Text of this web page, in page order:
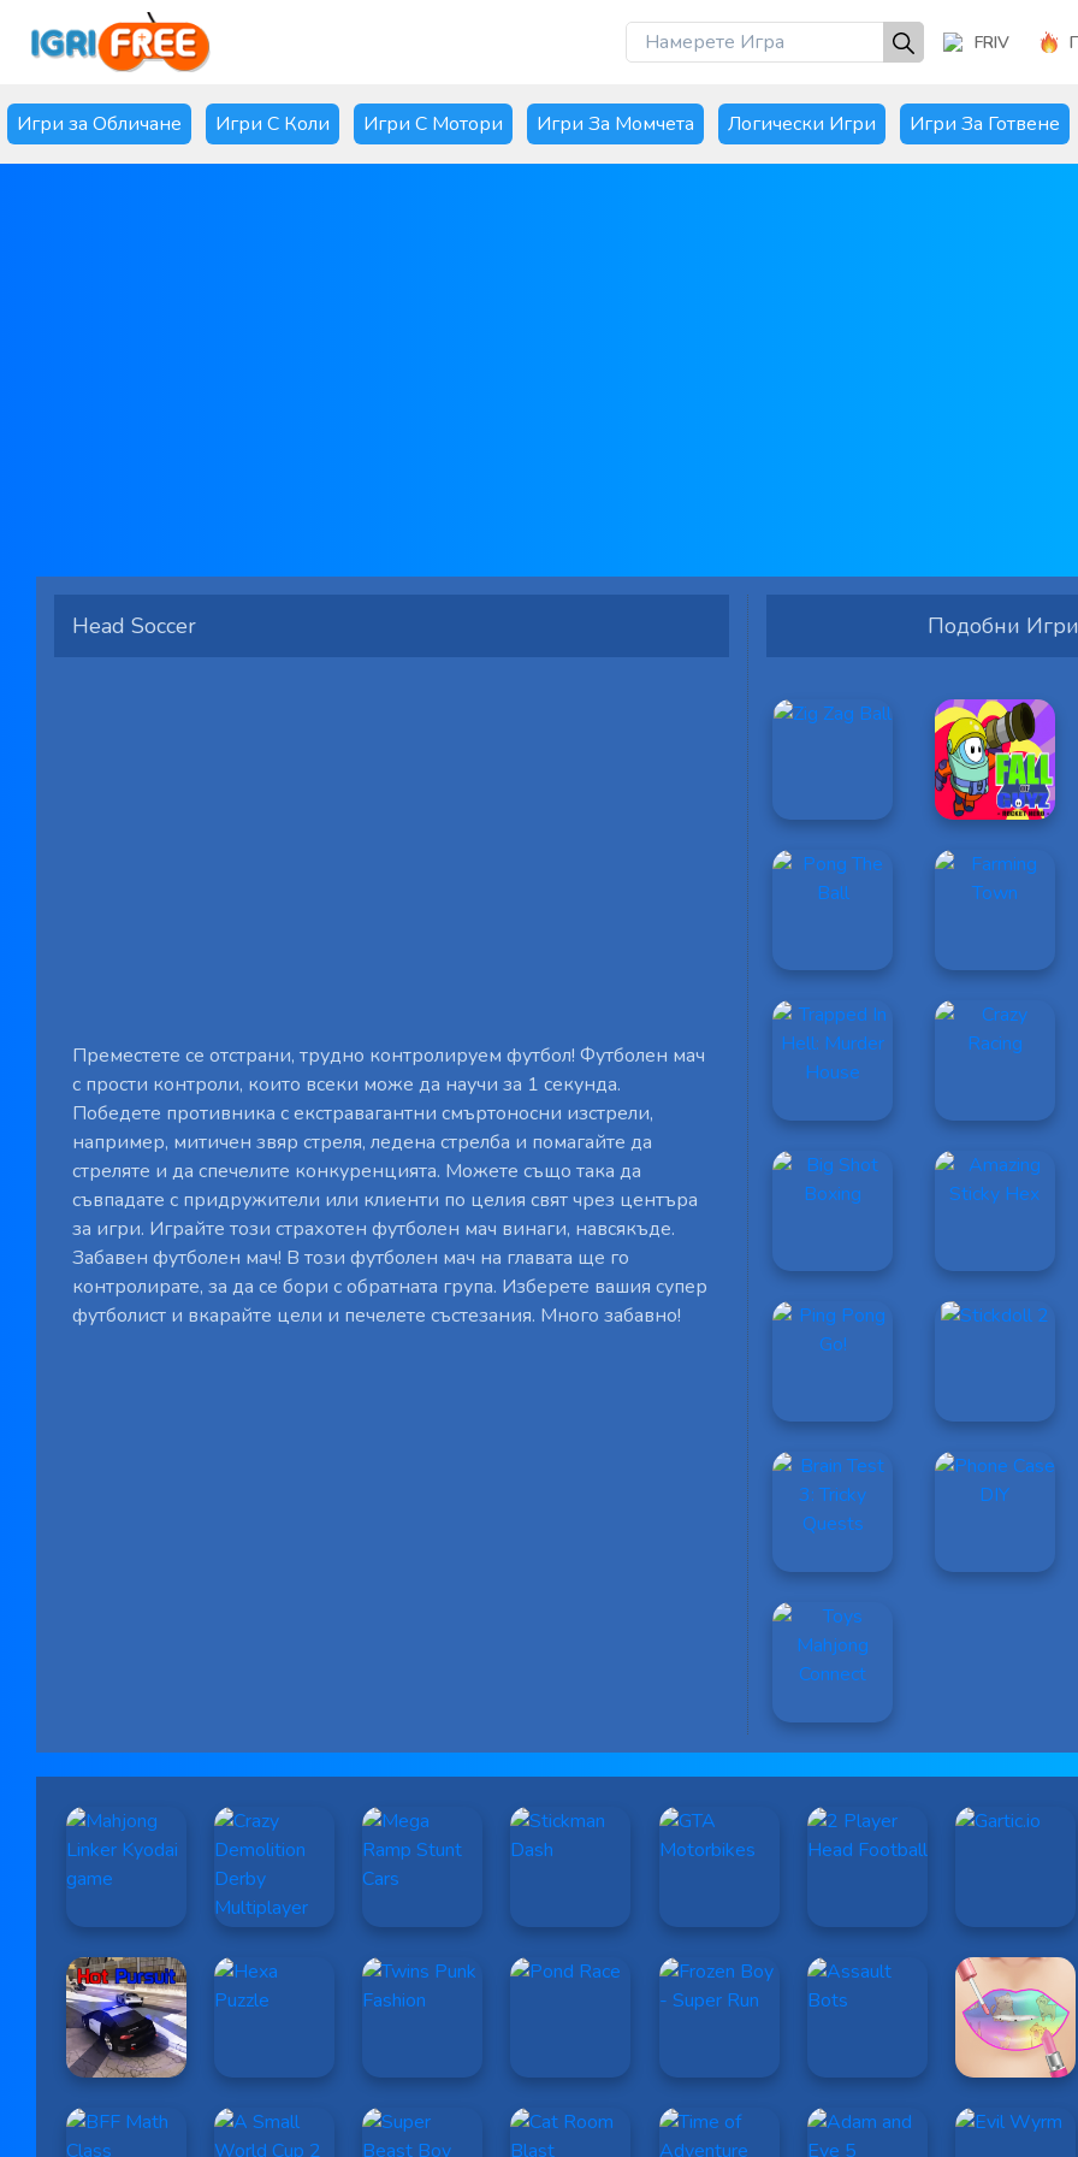
FRIV
Игри за Обличане Игри С Коли Игри С Мотори Игри За Момчета Логически Игри Игри За Готвене
Head Soccer
Преместете се отстрани, трудно контролируем футбол! Футболен мач
с прости контроли, които всеки може да научи за 1 секунда.
Победете противника с екстравагантни смъртоносни изстрели,
например, митичен звяр стреля, ледена стрелба и помагайте да
стреляте и да спечелите конкуренцията. Можете също така да
съвпадате с придружители или клиенти по целия свят чрез центъра
за игри. Играйте този страхотен футболен мач винаги, навсякъде.
Забавен футболен мач! В този футболен мач на главата ще го
контролирате, за да се бори с обратната група. Изберете вашия супер
футболист и вкарайте цели и печелете състезания. Много забавно!
Подобни Игри